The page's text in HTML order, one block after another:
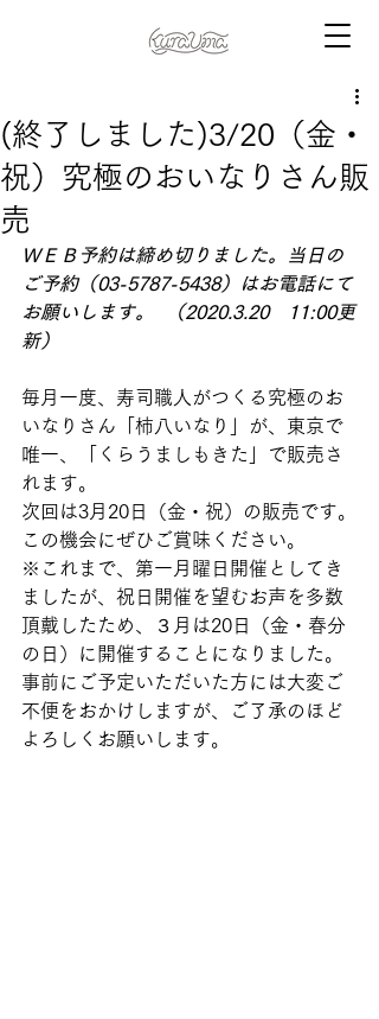
(終了しました)3/20（金・
祝）究極のおいなりさん販
売
ＷＥＢ予約は締め切りました。当日の
ご予約（03-5787-5438）はお電話にて
お願いします。  （2020.3.20　11:00更
新）
毎月一度、寿司職人がつくる究極のお
いなりさん「柿八いなり」が、東京で
唯一、「くらうましもきた」で販売さ
れます。
次回は3月20日（金・祝）の販売です。
この機会にぜひご賞味ください。
※これまで、第一月曜日開催としてき
ましたが、祝日開催を望むお声を多数
頂戴したため、３月は20日（金・春分
の日）に開催することになりました。
事前にご予定いただいた方には大変ご
不便をおかけしますが、ご了承のほど
よろしくお願いします。